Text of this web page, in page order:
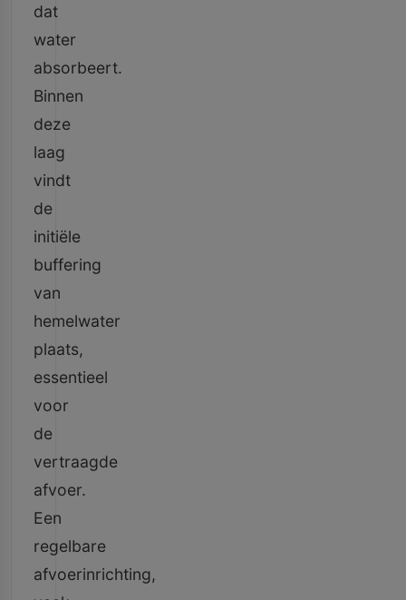
dat
water
absorbeert.
Binnen
deze
laag
vindt
de
initiële
buffering
van
hemelwater
plaats,
essentieel
voor
de
vertraagde
afvoer.
Een
regelbare
afvoerinrichting,